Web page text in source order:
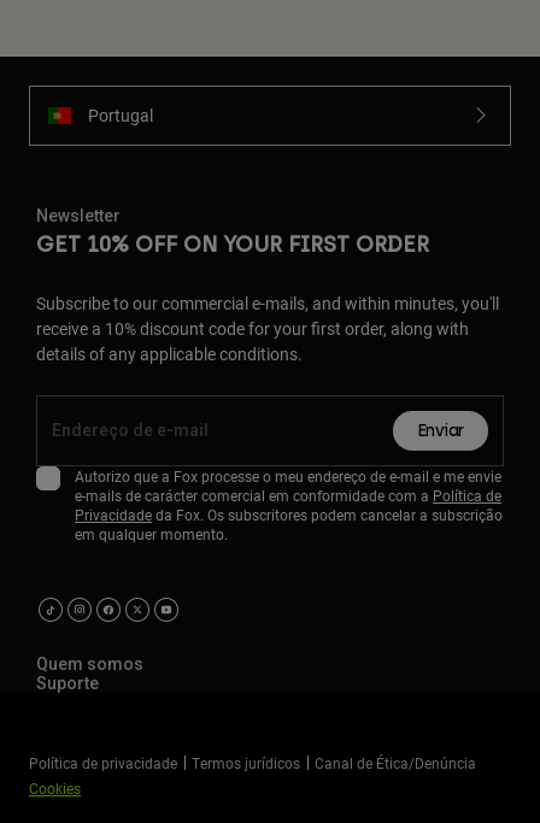
Portugal
Newsletter
GET 10% OFF ON YOUR FIRST ORDER
Subscribe to our commercial e-mails, and within minutes, you'll
receive a 10% discount code for your first order, along with
details of any applicable conditions.
Enviar
Autorizo que a Fox processe o meu endereço de e-mail e me envie
e-mails de carácter comercial em conformidade com a Política de
Privacidadeda Fox. Os subscritores podem cancelar a subscrição
em qualquer momento.
Quem somos
Suporte
Política de privacidade Termos jurídicos
Canal de Ética/Denúncia
Cookies